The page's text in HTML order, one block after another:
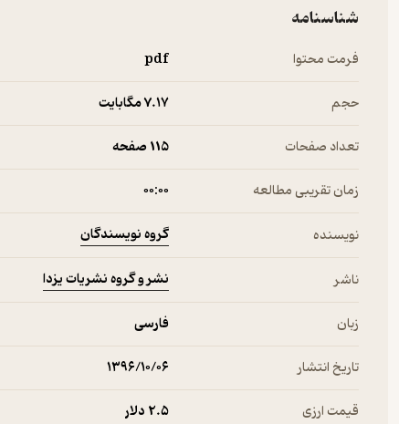
شناسنامه
فرمت محتوا pdf
حجم 7.۱۷ مگابایت
تعداد صفحات 115 صفحه
زمان تقریبی مطالعه ۰۰:۰۰
نویسنده گروه نویسندگان
ناشر نشر و گروه نشریات یزدا
زبان فارسی
تاریخ انتشار ۱۳۹۶/۱۰/۰۶
قیمت ارزی 2.۵ دلار